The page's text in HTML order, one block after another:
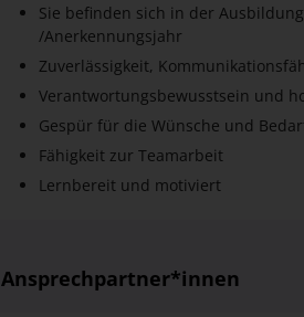
bei Bedarf ein Appartement oder
oder Füssen
Sie befinden sich in der
/Anerkennungsjahr
Zuverlässigkeit,
Verantwortungsbewusstsein und
Gespür für die Wünsche und
Fähigkeit zur Teamarbeit
Lernbereit und motiviert
Ansprechpartner*innen